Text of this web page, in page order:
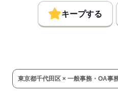
キープする
東京都千代田区 × 一般事務・OA事